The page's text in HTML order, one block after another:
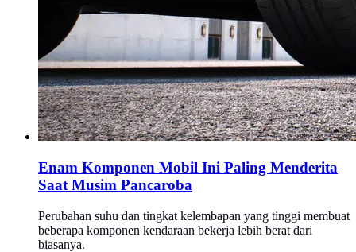
Enam Komponen Mobil Ini Paling Menderita
Saat Musim Pancaroba
Perubahan suhu dan tingkat kelembapan yang tinggi membuat
beberapa komponen kendaraan bekerja lebih berat dari
biasanya.